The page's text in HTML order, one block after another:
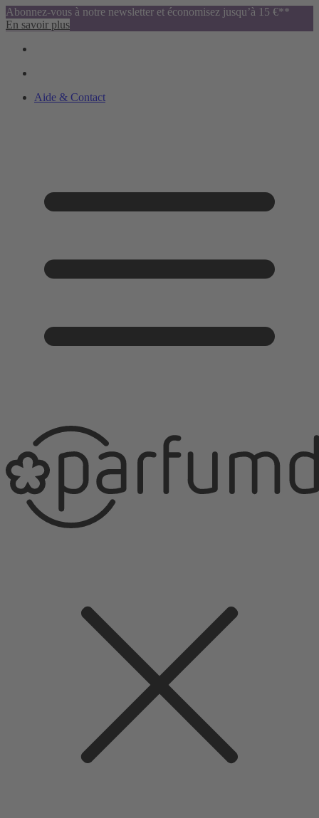
Abonnez-vous à notre newsletter et économisez jusqu’à 15 €**
En savoir plus
Aide & Contact